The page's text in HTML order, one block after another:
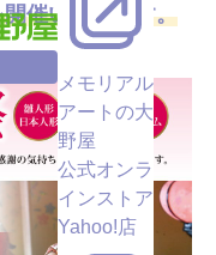
メモリアル
アートの大
野屋
公式オンラ
インストア
Yahoo!店
催いたします。